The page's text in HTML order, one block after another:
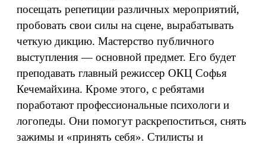
посещать репетиции различных мероприятий,
пробовать свои силы на сцене, вырабатывать
четкую дикцию. Мастерство публичного
выступления — основной предмет. Его будет
преподавать главный режиссер ОКЦ Софья
Кечемайхина. Кроме этого, с ребятами
поработают профессиональные психологи и
логопеды. Они помогут раскрепоститься, снять
зажимы и «принять себя». Стилисты и